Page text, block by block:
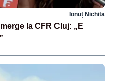
Ionuț Nichita
la CFR Cluj: „E